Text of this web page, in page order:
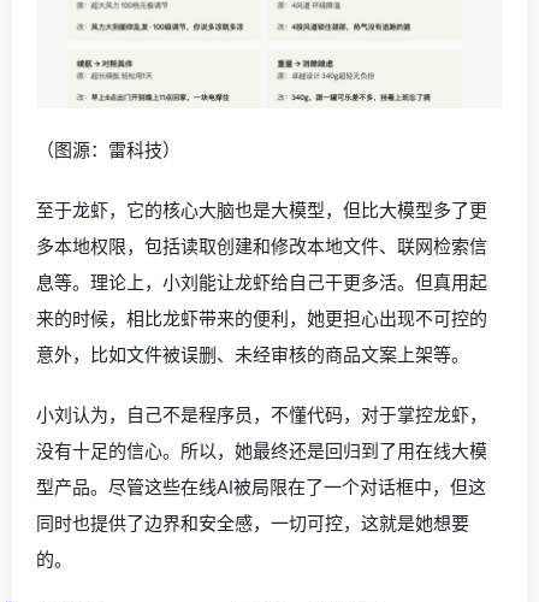
（图源：雷科技）
至于龙虾，它的核心大脑也是大模型，但比大模型多了更
多本地权限，包括读取创建和修改本地文件、联网检索信
息等。理论上，小刘能让龙虾给自己干更多活。但真用起
来的时候，相比龙虾带来的便利，她更担心出现不可控的
意外，比如文件被误删、未经审核的商品文案上架等。
小刘认为，自己不是程序员，不懂代码，对于掌控龙虾，
没有十足的信心。所以，她最终还是回归到了用在线大模
型产品。尽管这些在线AI被局限在了一个对话框中，但这
同时也提供了边界和安全感，一切可控，这就是她想要
的。